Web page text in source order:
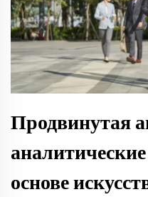
Продвинутая
основе